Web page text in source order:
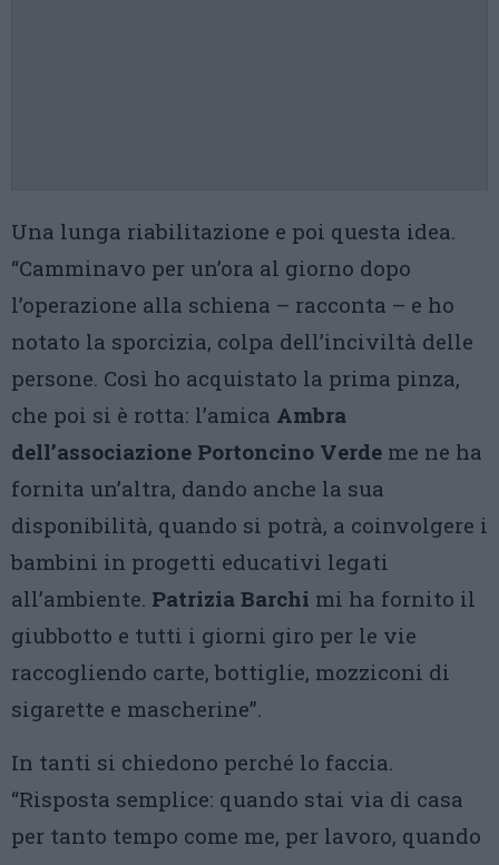
Una lunga riabilitazione e poi questa idea.
“Camminavo per un’ora al giorno dopo
l’operazione alla schiena – racconta – e ho
notato la sporcizia, colpa dell’inciviltà delle
persone. Così ho acquistato la prima pinza,
che poi si è rotta: l’amica Ambra
dell’associazione Portoncino Verde me ne ha
fornita un’altra, dando anche la sua
disponibilità, quando si potrà, a coinvolgere i
bambini in progetti educativi legati
all’ambiente. Patrizia Barchi mi ha fornito il
giubbotto e tutti i giorni giro per le vie
raccogliendo carte, bottiglie, mozziconi di
sigarette e mascherine”.
In tanti si chiedono perché lo faccia.
“Risposta semplice: quando stai via di casa
per tanto tempo come me, per lavoro, quando